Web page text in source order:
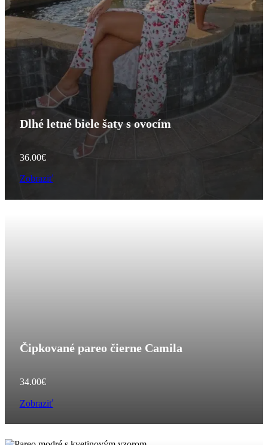
Dlhé letné biele šaty s ovocím
36.00€
Zobraziť
Čipkované pareo čierne Camila
34.00€
Zobraziť